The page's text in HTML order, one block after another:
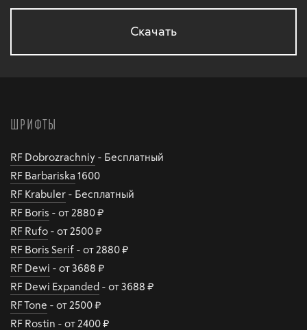
Скачать
ШРИФТЫ
RF Dobrozrachniy - Бесплатный
RF Barbariska 1600
RF Krabuler - Бесплатный
RF Boris - от 2880 ₽
RF Rufo - от 2500 ₽
RF Boris Serif - от 2880 ₽
RF Dewi - от 3688 ₽
RF Dewi Expanded - от 3688 ₽
RF Tone - от 2500 ₽
RF Rostin - от 2400 ₽